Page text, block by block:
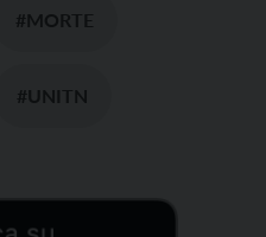
#MORTE
#UNITN